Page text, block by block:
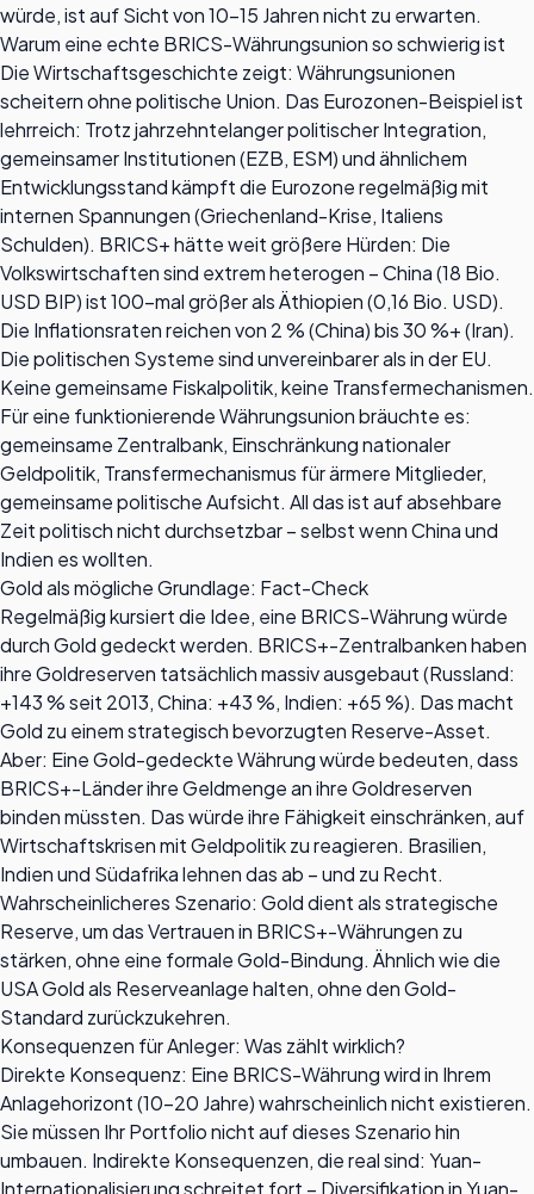
würde, ist auf Sicht von 10–15 Jahren nicht zu erwarten.
Warum eine echte BRICS-Währungsunion so schwierig ist
Die Wirtschaftsgeschichte zeigt: Währungsunionen
scheitern ohne politische Union. Das Eurozonen-Beispiel ist
lehrreich: Trotz jahrzehntelanger politischer Integration,
gemeinsamer Institutionen (EZB, ESM) und ähnlichem
Entwicklungsstand kämpft die Eurozone regelmäßig mit
internen Spannungen (Griechenland-Krise, Italiens
Schulden). BRICS+ hätte weit größere Hürden: Die
Volkswirtschaften sind extrem heterogen – China (18 Bio.
USD BIP) ist 100-mal größer als Äthiopien (0,16 Bio. USD).
Die Inflationsraten reichen von 2 % (China) bis 30 %+ (Iran).
Die politischen Systeme sind unvereinbarer als in der EU.
Keine gemeinsame Fiskalpolitik, keine Transfermechanismen.
Für eine funktionierende Währungsunion bräuchte es:
gemeinsame Zentralbank, Einschränkung nationaler
Geldpolitik, Transfermechanismus für ärmere Mitglieder,
gemeinsame politische Aufsicht. All das ist auf absehbare
Zeit politisch nicht durchsetzbar – selbst wenn China und
Indien es wollten.
Gold als mögliche Grundlage: Fact-Check
Regelmäßig kursiert die Idee, eine BRICS-Währung würde
durch Gold gedeckt werden. BRICS+-Zentralbanken haben
ihre Goldreserven tatsächlich massiv ausgebaut (Russland:
+143 % seit 2013, China: +43 %, Indien: +65 %). Das macht
Gold zu einem strategisch bevorzugten Reserve-Asset.
Aber: Eine Gold-gedeckte Währung würde bedeuten, dass
BRICS+-Länder ihre Geldmenge an ihre Goldreserven
binden müssten. Das würde ihre Fähigkeit einschränken, auf
Wirtschaftskrisen mit Geldpolitik zu reagieren. Brasilien,
Indien und Südafrika lehnen das ab – und zu Recht.
Wahrscheinlicheres Szenario: Gold dient als strategische
Reserve, um das Vertrauen in BRICS+-Währungen zu
stärken, ohne eine formale Gold-Bindung. Ähnlich wie die
USA Gold als Reserveanlage halten, ohne den Gold-
Standard zurückzukehren.
Konsequenzen für Anleger: Was zählt wirklich?
Direkte Konsequenz: Eine BRICS-Währung wird in Ihrem
Anlagehorizont (10–20 Jahre) wahrscheinlich nicht existieren.
Sie müssen Ihr Portfolio nicht auf dieses Szenario hin
umbauen. Indirekte Konsequenzen, die real sind: Yuan-
Internationalisierung schreitet fort – Diversifikation in Yuan-